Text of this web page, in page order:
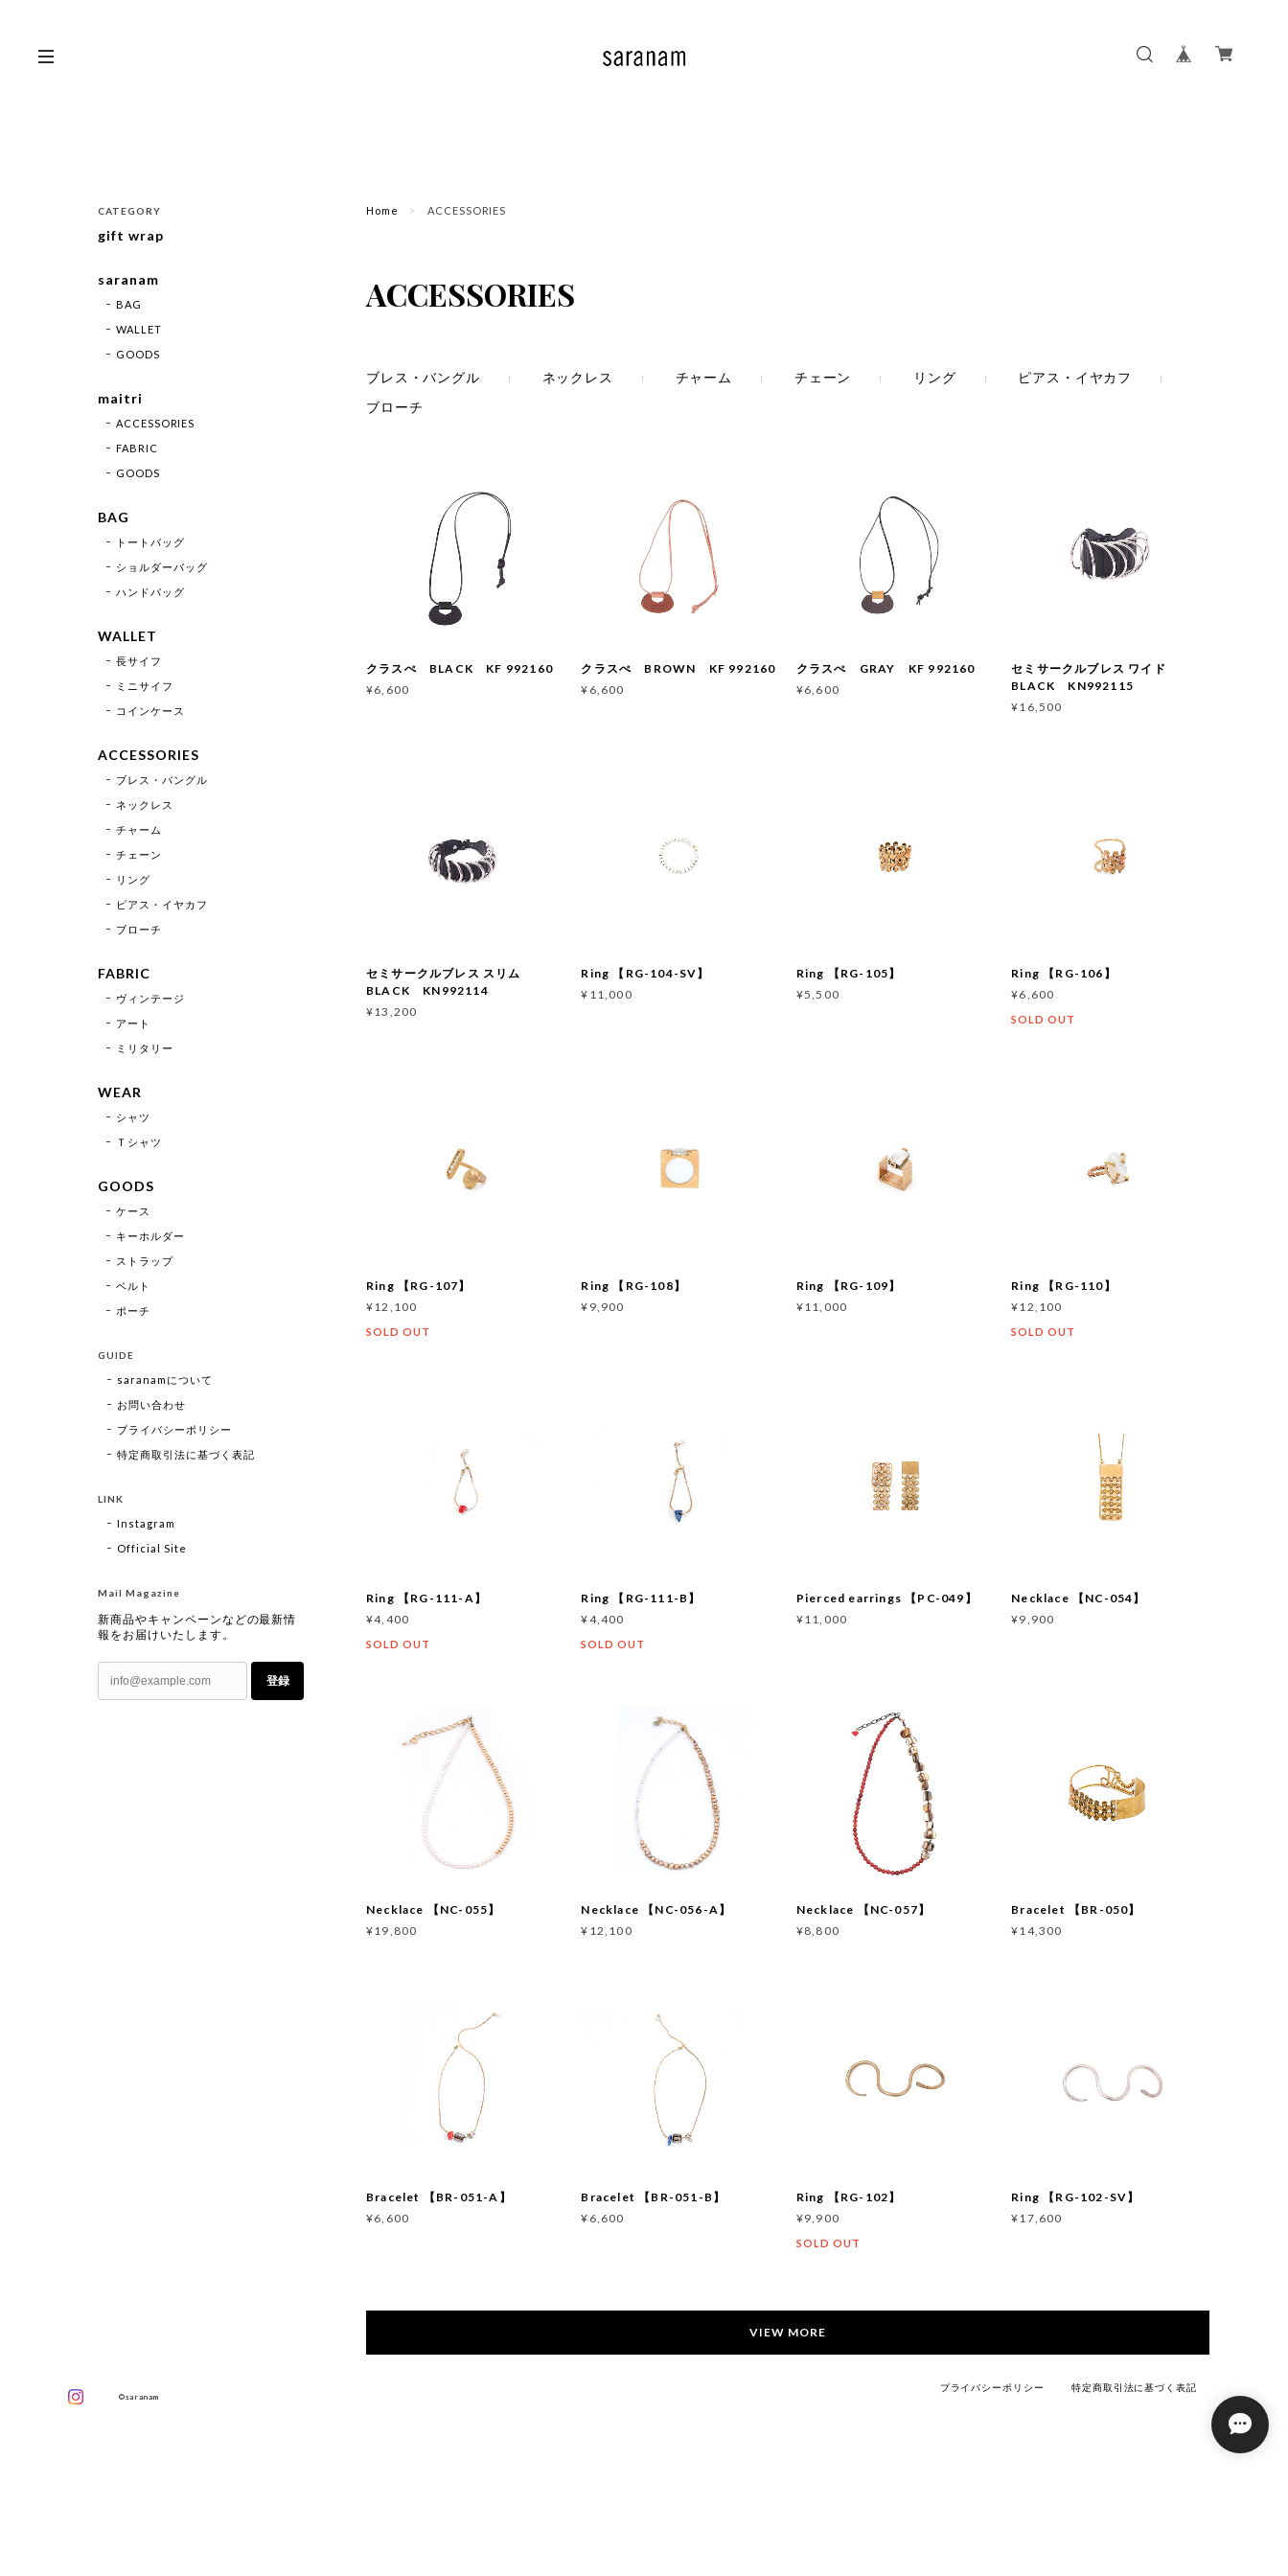
Home ACCESSORIES
ACCESSORIES
ブレス・バングル ネックレス チャーム チェーン リング
ピアス・イヤカフ
ブローチ
クラスぺ BLACK KF 992160
¥6,600
クラスぺ BROWN KF 992160
¥6,600
クラスぺ GRAY KF 992160
¥6,600
セミサークルブレス ワイド
BLACK KN992115
¥16,500
セミサークルブレス スリム
BLACK KN992114
¥13,200
Ring 【RG-104-SV】
¥11,000
Ring 【RG-105】
¥5,500
Ring 【RG-106】
¥6,600
SOLD OUT
Ring 【RG-107】
¥12,100
SOLD OUT
Ring 【RG-108】
¥9,900
Ring 【RG-109】
¥11,000
Ring 【RG-110】
¥12,100
SOLD OUT
Ring 【RG-111-A】
¥4,400
SOLD OUT
Ring 【RG-111-B】
¥4,400
SOLD OUT
Pierced earrings 【PC-049】
¥11,000
Necklace 【NC-054】
¥9,900
Necklace 【NC-055】
¥19,800
Necklace 【NC-056-A】
¥12,100
Necklace 【NC-057】
¥8,800
Bracelet 【BR-050】
¥14,300
Bracelet 【BR-051-A】
¥6,600
Bracelet 【BR-051-B】
¥6,600
Ring 【RG-102】
¥9,900
SOLD OUT
Ring 【RG-102-SV】
¥17,600
VIEW MORE
CATEGORY
gift wrap
saranam
BAG
WALLET
GOODS
maitri
ACCESSORIES
FABRIC
GOODS
BAG
トートバッグ
ショルダーバッグ
ハンドバッグ
WALLET
長サイフ
ミニサイフ
コインケース
ACCESSORIES
ブレス・バングル
ネックレス
チャーム
チェーン
リング
ピアス・イヤカフ
ブローチ
FABRIC
ヴィンテージ
アート
ミリタリー
WEAR
シャツ
Ｔシャツ
GOODS
ケース
キーホルダー
ストラップ
ベルト
ポーチ
GUIDE
saranamについて
お問い合わせ
プライバシーポリシー
特定商取引法に基づく表記
LINK
Instagram
Official Site
Mail Magazine
新商品やキャンペーンなどの最新情
報をお届けいたします。
登録
プライバシーポリシー 特定商取引法に基づく表記
©saranam